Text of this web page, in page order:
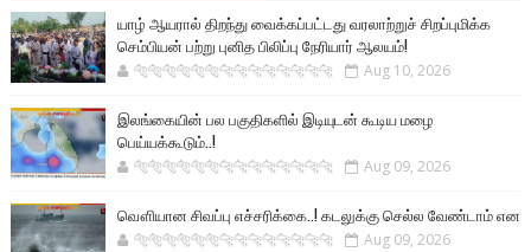
யாழ் ஆயரால் திறந்து வைக்கப்பட்டது வரலாற்றுச் சிறப்புமிக்க
செம்பியன் பற்று புனித பிலிப்பு நேரியார் ஆலயம்!
🐅🐅🐅🐅🐅🐅🐆🐆🐆🐆🐆🐆🐆🐆 Aug 10, 2026
இலங்கையின் பல பகுதிகளில் இடியுடன் கூடிய மழை
பெய்யக்கூடும்..!
🐅🐅🐅🐅🐅🐅🐆🐆🐆🐆🐆🐆🐆🐆 Aug 09, 2026
வௌியான சிவப்பு எச்சரிக்கை..! கடலுக்கு செல்ல வேண்டாம் என
🐅🐅🐅🐅🐅🐅🐆🐆🐆🐆🐆🐆🐆🐆 Aug 09, 2026